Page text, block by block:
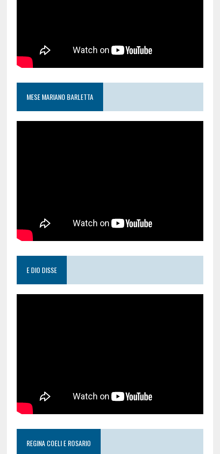
MESE MARIANO BARLETTA
E DIO DISSE
REGINA COELI E ROSARIO